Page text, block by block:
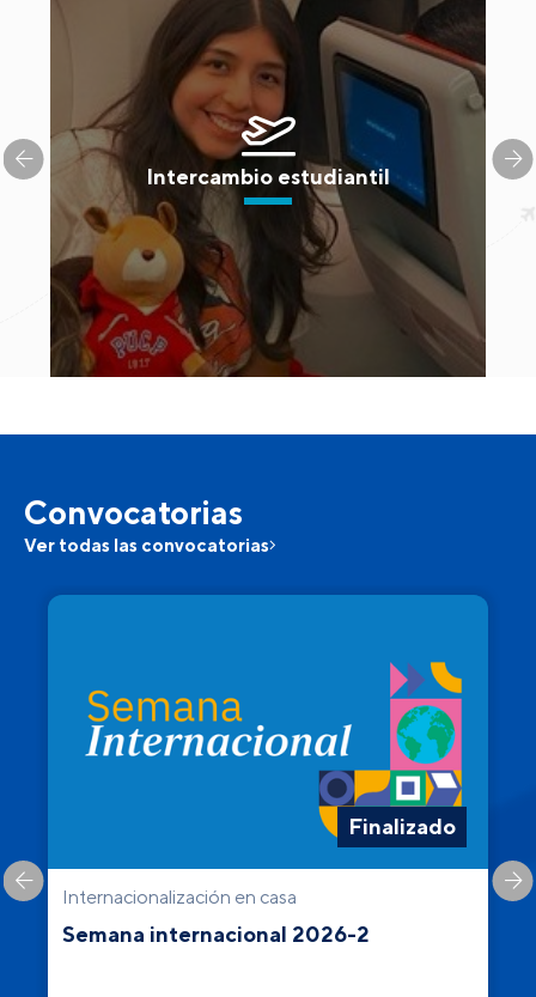
Intercambio estudiantil
Convocatorias
Ver todas las convocatorias
Finalizado
Internacionalización en casa
Semana internacional 2026-2